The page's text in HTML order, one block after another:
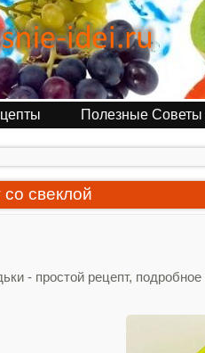
Полезные
свеклой
- простой рецепт,